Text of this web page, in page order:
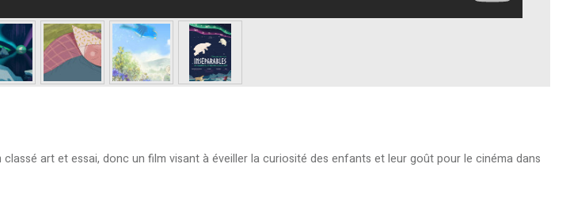
art et essai, donc un film visant à éveiller la curiosité des enfants et leur goût pour le cinéma dans